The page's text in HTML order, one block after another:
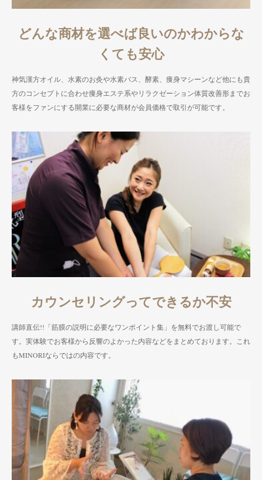
どんな商材を選べば良いのかわからな
くても安心
神気漢方オイル、水素のお灸や水素バス、酵素、痩身マシーンなど他にも貴
方のコンセプトに合わせ痩身エステ系やリラクゼーション体質改善形までお
客様をファンにする開業に必要な商材が会員価格で取引が可能です。
カウンセリングってできるか不安
講師直伝!!「筋膜の説明に必要なワンポイント集」を無料でお渡し可能で
す。実体験でお客様から反響のよかった内容などをまとめております。これ
もMINORIならではの内容です。